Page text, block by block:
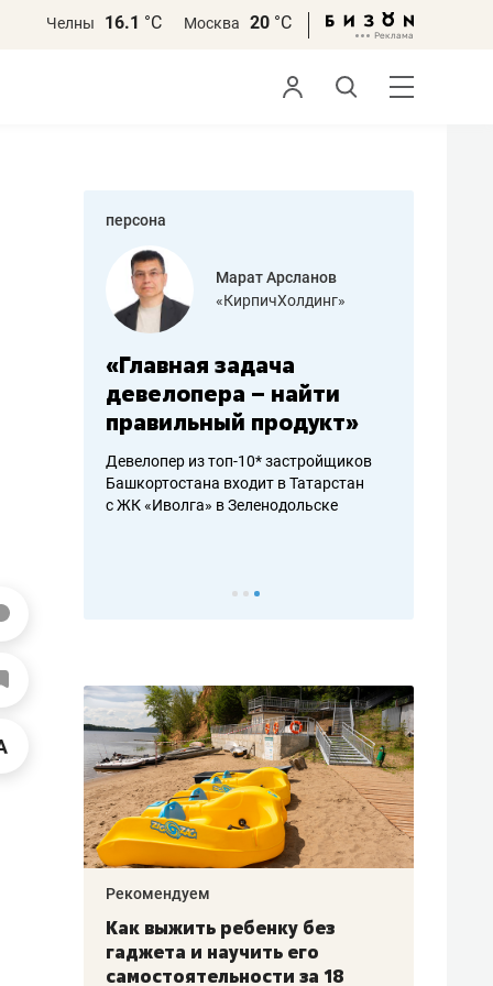
Челны 16.1 °С Москва 20 °С
персона
Марат Арсланов
«КирпичХолдинг»
«Главная задача
девелопера – найти
правильный продукт»
Девелопер из топ-10* застройщиков
Башкортостана входит в Татарстан
с ЖК «Иволга» в Зеленодольске
Рекомендуем
Как выжить ребенку без
гаджета и научить его
самостоятельности за 18